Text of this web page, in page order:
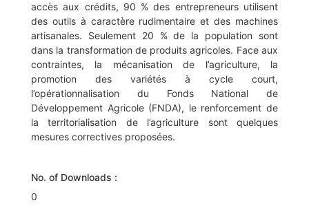
accès aux crédits, 90 % des entrepreneurs utilisent
des outils à caractère rudimentaire et des machines
artisanales. Seulement 20 % de la population sont
dans la transformation de produits agricoles. Face aux
contraintes, la mécanisation de l’agriculture, la
promotion des variétés à cycle court,
l’opérationnalisation du Fonds National de
Développement Agricole (FNDA), le renforcement de
la territorialisation de l’agriculture sont quelques
mesures correctives proposées.
No. of Downloads :
0